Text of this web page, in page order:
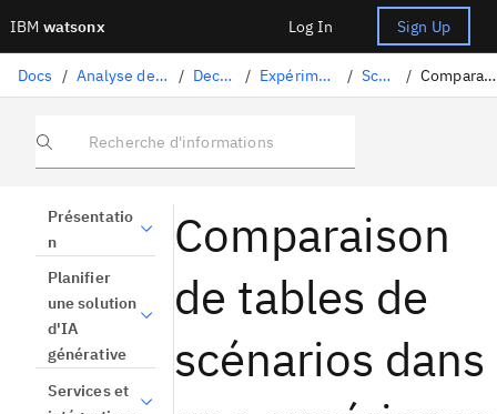
IBM watsonx Log In Sign Up
Docs / Analyse des données et utilisation des modèles / Decision Optimization / Expérimentations Decision Optimization / Scénarios / Comparaison des tableaux de scénarios
Recherche d'informations
Présentatio
n
Planifier
une solution
d'IA
générative
Services et
Comparaison
de tables de
scénarios dans